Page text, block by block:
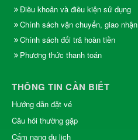
Điều khoản và điều kiện sử dụng
Chính sách vận chuyển, giao nhận
Chính sách đổi trả hoàn tiền
Phương thức thanh toán
THÔNG TIN CẦN BIẾT
Hướng dẫn đặt vé
Câu hỏi thường gặp
Cẩm nang du lịch